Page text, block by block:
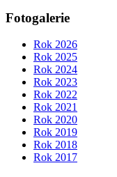
Fotogalerie
Rok 2026
Rok 2025
Rok 2024
Rok 2023
Rok 2022
Rok 2021
Rok 2020
Rok 2019
Rok 2018
Rok 2017